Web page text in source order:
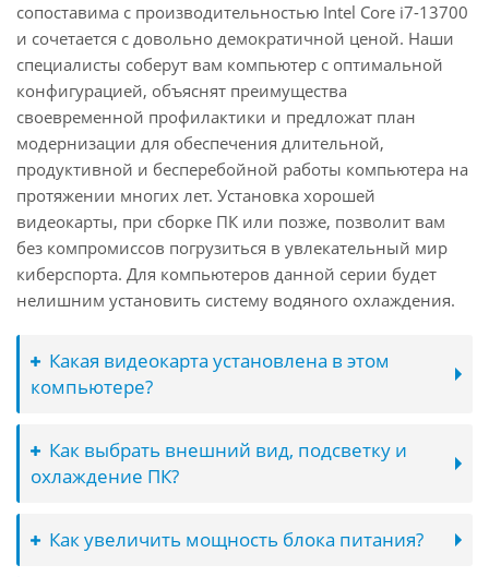
сопоставима с производительностью Intel Core i7-13700
и сочетается с довольно демократичной ценой. Наши
специалисты соберут вам компьютер с оптимальной
конфигурацией, объяснят преимущества
своевременной профилактики и предложат план
модернизации для обеспечения длительной,
продуктивной и бесперебойной работы компьютера на
протяжении многих лет. Установка хорошей
видеокарты, при сборке ПК или позже, позволит вам
без компромиссов погрузиться в увлекательный мир
киберспорта. Для компьютеров данной серии будет
нелишним установить систему водяного охлаждения.
Какая видеокарта установлена в этом
компьютере?
Как выбрать внешний вид, подсветку и
охлаждение ПК?
Как увеличить мощность блока питания?